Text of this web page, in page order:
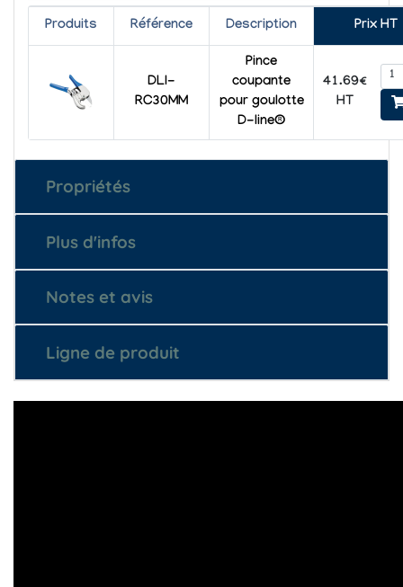
Produits Référence Description Prix HT
DLI-
RC30MM
Pince
coupante
pour goulotte
D-line®
41.69€
HT
Propriétés
Plus d'infos
Notes et avis
Ligne de produit